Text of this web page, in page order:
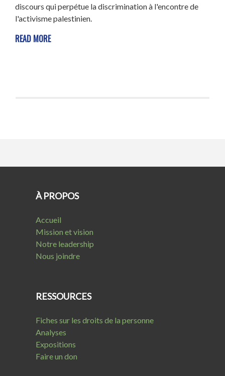
discours qui perpétue la discrimination à l'encontre de
l'activisme palestinien.
READ MORE
À PROPOS
Accueil
Mission et vision
Notre leadership
Nous joindre
RESSOURCES
Fiches sur les droits de la personne
Analyses
Expositions
Faire un don